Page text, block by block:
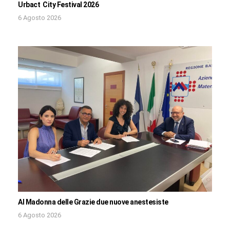
Urbact City Festival 2026
6 Agosto 2026
Al Madonna delle Grazie due nuove anestesiste
6 Agosto 2026